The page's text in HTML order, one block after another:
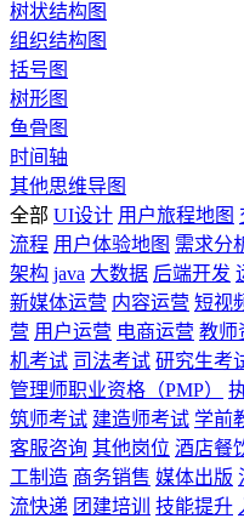
树状结构图
组织结构图
括号图
树形图
鱼骨图
时间轴
其他思维导图
全部 UI设计 用户旅程地图
流程 用户体验地图 需求分
架构 java 大数据 后端开发
新媒体运营 内容运营 短视
营 用户运营 电商运营 教师
机考试 司法考试 研究生考
管理师职业资格（PMP）
筑师考试 建造师考试 学前
客服咨询 其他岗位 酒店餐
工制造 商务销售 媒体出版
流快递 团建培训 技能提升